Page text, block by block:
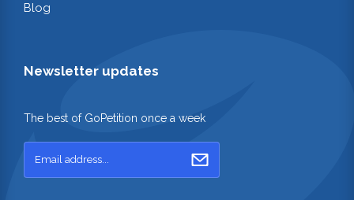
Blog
Newsletter updates
The best of GoPetition once a week